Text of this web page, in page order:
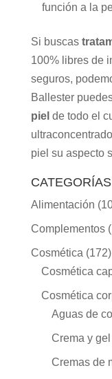
función a la
Si buscas
100% libres de
seguros,
Ballester
piel de todo el
piel su aspecto
Alimentación
Complementos
Cosmética (172)
Cosmética
Cosmética
Aguas de
Crema y gel
Cremas de